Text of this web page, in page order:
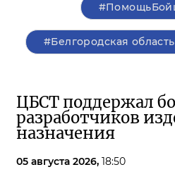
#Белгородская область
ЦБСТ поддержал
разработчиков
назначения
05 августа 2026, 18:50